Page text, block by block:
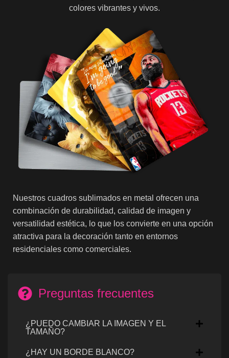
colores vibrantes y vivos.
Nuestros cuadros sublimados en metal ofrecen una
combinación de durabilidad, calidad de imagen y
versatilidad estética, lo que los convierte en una opción
atractiva para la decoración tanto en entornos
residenciales como comerciales.
Preguntas frecuentes
¿PUEDO CAMBIAR LA IMAGEN Y EL
TAMAÑO?
¿HAY UN BORDE BLANCO?